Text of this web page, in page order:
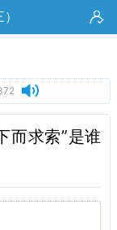
而求索”是谁